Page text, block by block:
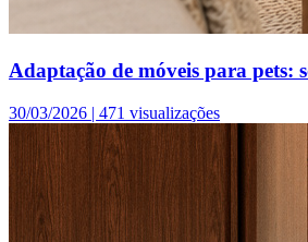
Adaptação de móveis para pets:
30/03/2026 | 471 visualizações